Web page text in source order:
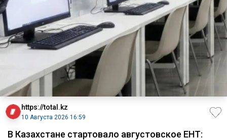
https://total.kz
10 Августа 2026 16:59
В Казахстане стартовало августовское ЕНТ: